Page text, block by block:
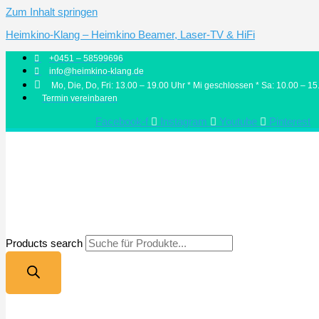
Zum Inhalt springen
Heimkino-Klang – Heimkino Beamer, Laser-TV & HiFi
+0451 – 58599696
info@heimkino-klang.de
Mo, Die, Do, Fri: 13.00 – 19.00 Uhr * Mi geschlossen * Sa: 10.00 –
Termin vereinbaren
Facebook-f Instagram Youtube Pinterest
Products search